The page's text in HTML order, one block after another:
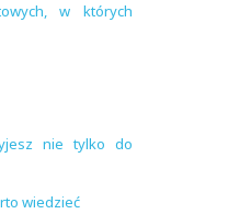
w których
nie tylko do
wiedzieć